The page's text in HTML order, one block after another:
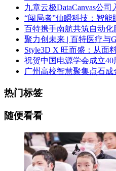
九章云极DataCanvas公
“闯局者”仙瞬科技：智能
百特携手南航共筑自动化
聚力创未来 | 百特医疗与
Style3D X 旺而盛：从面
祝贺中国电源学会成立
广州高校智慧聚集点石成
热门标签
随便看看